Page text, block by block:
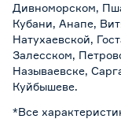
Дивноморском,
Кубани, Анапе,
Натухаевской,
Залесском,
Называевске,
Куйбышеве.
*Все